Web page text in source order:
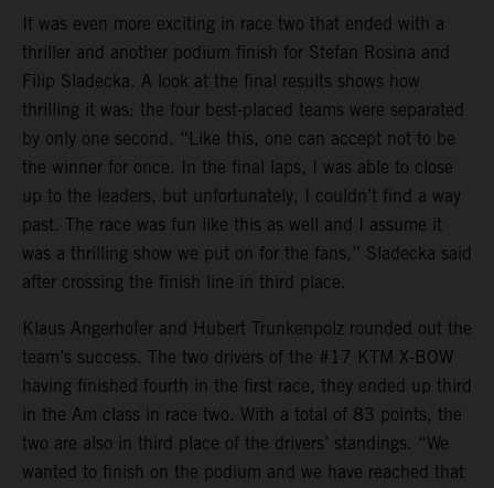
It was even more exciting in race two that ended with a
thriller and another podium finish for Stefan Rosina and
Filip Sladecka. A look at the final results shows how
thrilling it was: the four best-placed teams were separated
by only one second. “Like this, one can accept not to be
the winner for once. In the final laps, I was able to close
up to the leaders, but unfortunately, I couldn’t find a way
past. The race was fun like this as well and I assume it
was a thrilling show we put on for the fans,” Sladecka said
after crossing the finish line in third place.
Klaus Angerhofer and Hubert Trunkenpolz rounded out the
team’s success. The two drivers of the #17 KTM X-BOW
having finished fourth in the first race, they ended up third
in the Am class in race two. With a total of 83 points, the
two are also in third place of the drivers’ standings. “We
wanted to finish on the podium and we have reached that